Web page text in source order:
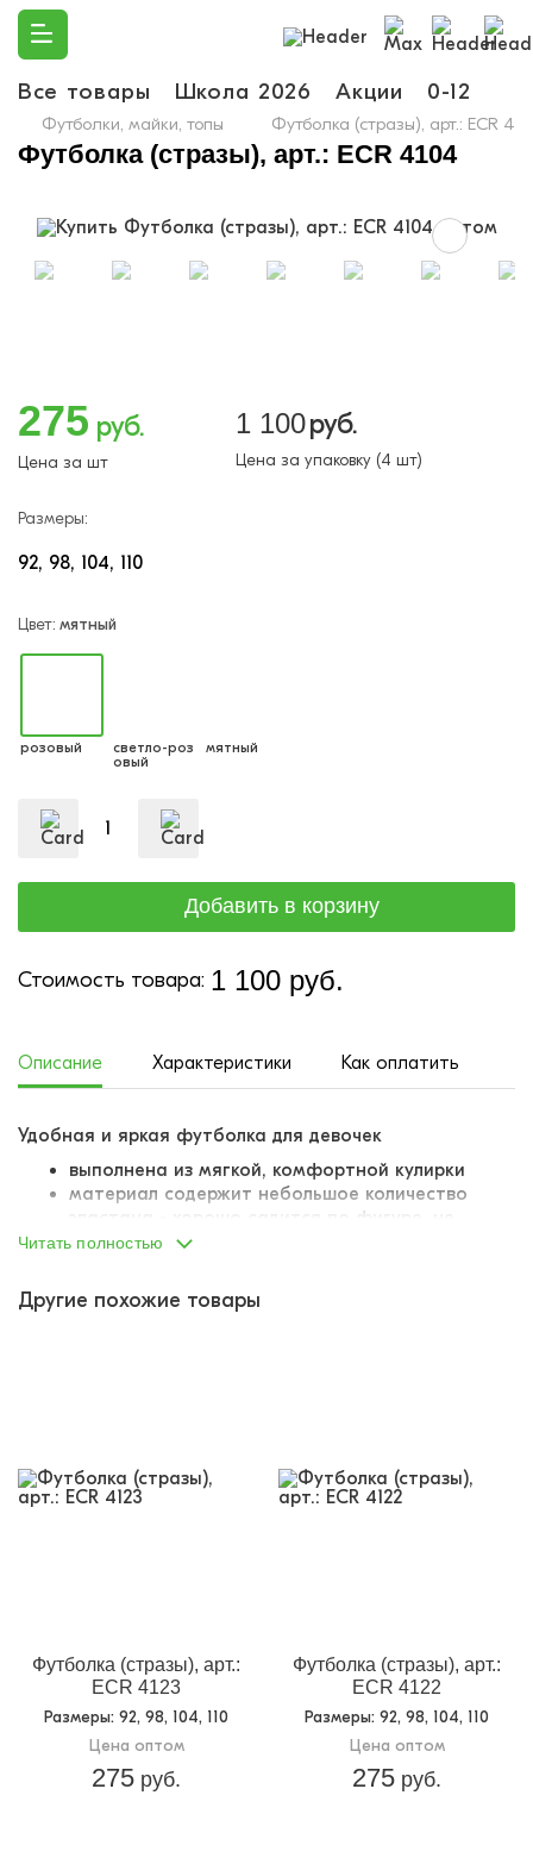
Все товары Школа 2026 Акции 0-12
Футболки, майки, топы Футболка (стразы), арт.: ECR
Футболка (стразы), арт.: ECR 4104
275 руб.
Цена за шт
1 100руб.
Цена за упаковку (4 шт)
Размеры:
92 98 104 110
Цвет: мятный
розовый
светло-роз
овый
мятный
Стоимость товара: 1 100 руб.
Описание Характеристики Как оплатить
Удобная и яркая футболка для девочек
выполнена из мягкой, комфортной кулирки
материал содержит небольшое количество
эластана - хорошо садится по фигуре, не
деформируется при стирке
горловина притачена, выполнена из отдельного
Читать полностью
Другие похожие товары
Футболка (стразы), арт.:
ECR 4123
Размеры: 92, 98, 104, 110
Цена оптом
275 руб.
Футболка (стразы), арт.:
ECR 4122
Размеры: 92, 98, 104, 110
Цена оптом
275 руб.